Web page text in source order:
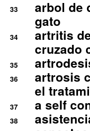
33
arbol de
gato
34
artritis
cruzado
35
36
artrosis
el
37 a self
38